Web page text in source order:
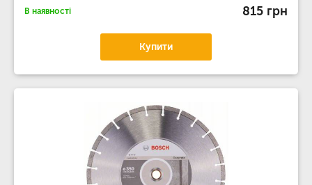
В наявності 815 грн
Купити